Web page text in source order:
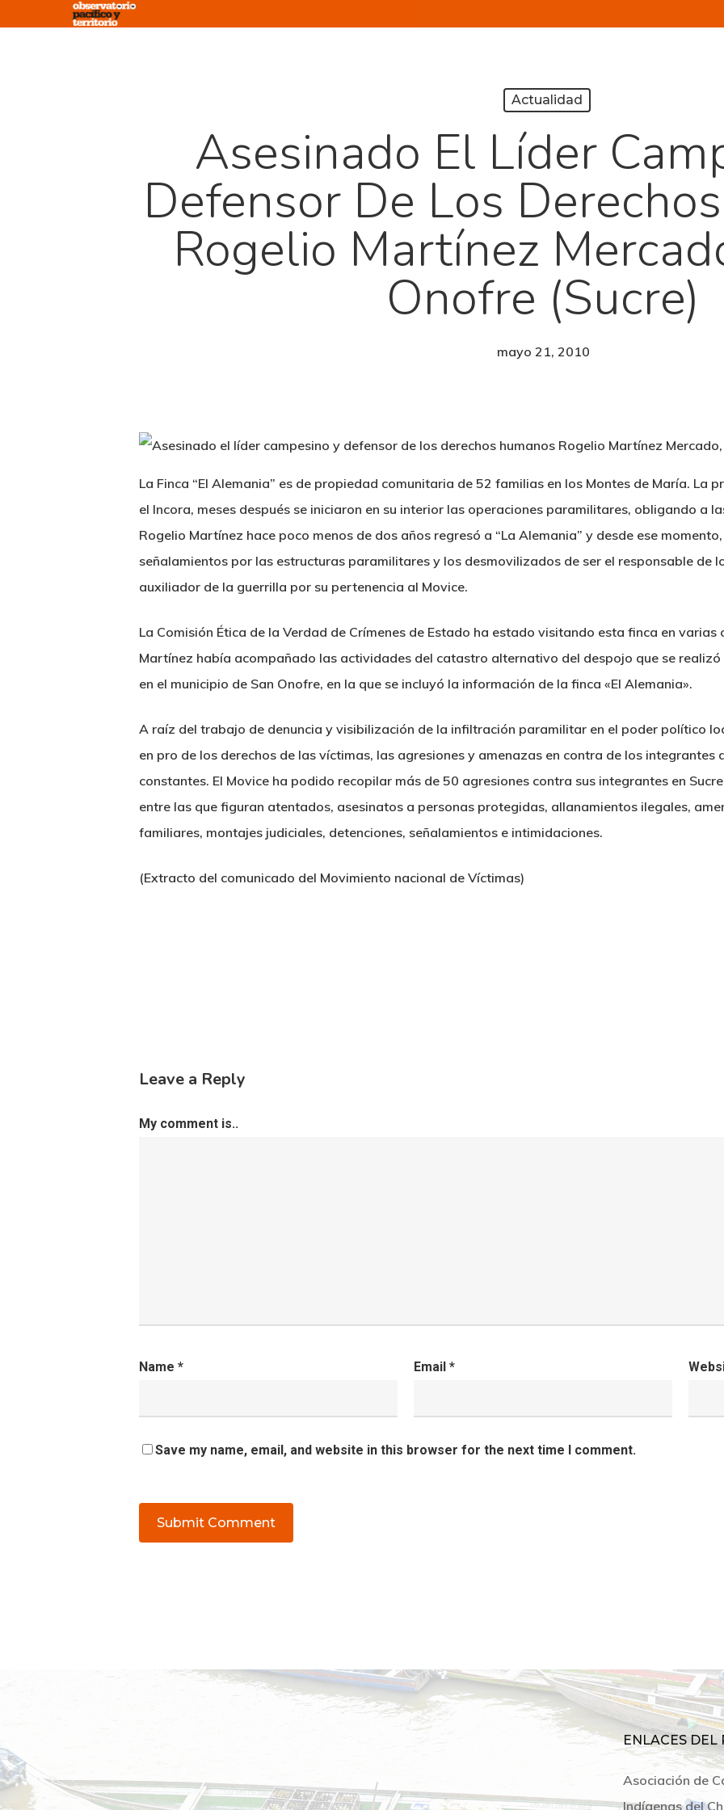
Actualidad
Asesinado El Líder
Defensor De Los
Rogelio Martínez
Onofre (Sucre)
mayo 21, 2010
La Finca “El Alemania” es de propiedad comunitaria de 52 familias en los Montes de María. La
el Incora, meses después se iniciaron en su interior las operaciones paramilitares, obligando a
Rogelio Martínez hace poco menos de dos años regresó a “La Alemania” y desde ese
señalamientos por las estructuras paramilitares y los desmovilizados de ser el responsable de
auxiliador de la guerrilla por su pertenencia al Movice.
La Comisión Ética de la Verdad de Crímenes de Estado ha estado visitando esta finca en
Martínez había acompañado las actividades del catastro alternativo del despojo que se
en el municipio de San Onofre, en la que se incluyó la información de la finca «El Alemania».
A raíz del trabajo de denuncia y visibilización de la infiltración paramilitar en el poder político
en pro de los derechos de las víctimas, las agresiones y amenazas en contra de los integrantes
constantes. El Movice ha podido recopilar más de 50 agresiones contra sus integrantes en
entre las que figuran atentados, asesinatos a personas protegidas, allanamientos ilegales,
familiares, montajes judiciales, detenciones, señalamientos e intimidaciones.
(Extracto del comunicado del Movimiento nacional de Víctimas)
Leave a Reply
My comment is..
Name * Email *
Save my name, email, and website in this browser for the next time I comment.
ENLACES DEL
Asociación de
Indígenas del